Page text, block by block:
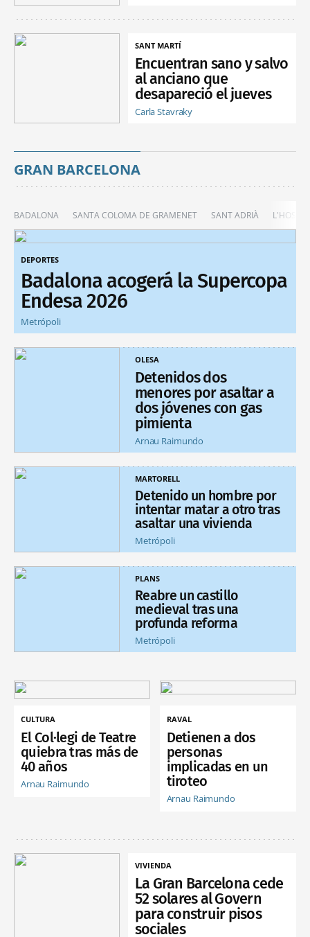
SANT MARTÍ
Encuentran sano y salvo
al anciano que
desapareció el jueves
Carla Stavraky
GRAN BARCELONA
BADALONA SANTA COLOMA DE GRAMENET SANT ADRIÀ
DEPORTES
Badalona acogerá la Supercopa
Endesa 2026
Metrópoli
OLESA
Detenidos dos
menores por asaltar a
dos jóvenes con gas
pimienta
Arnau Raimundo
MARTORELL
Detenido un hombre por
intentar matar a otro tras
asaltar una vivienda
Metrópoli
PLANS
Reabre un castillo
medieval tras una
profunda reforma
Metrópoli
CULTURA
El Col·legi de Teatre
quiebra tras más de
40 años
Arnau Raimundo
RAVAL
Detienen a dos
personas
implicadas en un
tiroteo
Arnau Raimundo
VIVIENDA
La Gran Barcelona cede
52 solares al Govern
para construir pisos
sociales